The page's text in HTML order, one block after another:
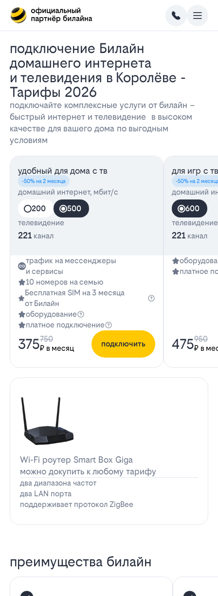
Подключение Билайн
домашнего интернета
и телевидения в Королёве -
Тарифы 2026
подключайте комплексные услуги от билайн –
быстрый интернет и телевидение в высоком
качестве для вашего дома по выгодным
условиям
удобный для дома с тв
-50% на 2 месяца
домашний интернет, мбит/с
200
500
телевидение
221 канал
трафик на мессенджеры
и сервисы
10 номеров на семью
Бесплатная SIM на 3 месяца
от Билайн
оборудование
платное подключение
375₽ в месяц
750
подключить
для игр с тв
-50% на 2
домашний
600
телевидение
221 канал
платное
475₽ в
950
Wi-Fi роутер Smart Box Giga
можно докупить к любому тарифу
два диапазона частот
два LAN порта
поддерживает протокол ZigBee
преимущества билайн